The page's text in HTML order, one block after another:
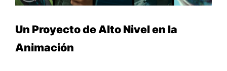
Un Proyecto de Alto Nivel en la
Animación